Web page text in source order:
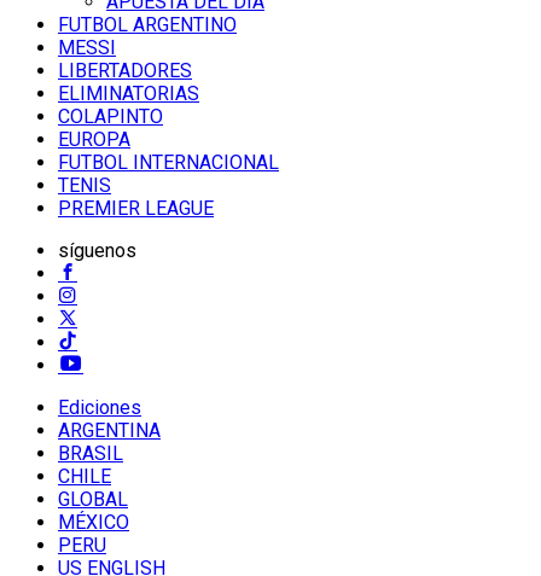
FUTBOL ARGENTINO
MESSI
LIBERTADORES
ELIMINATORIAS
COLAPINTO
EUROPA
FUTBOL INTERNACIONAL
TENIS
PREMIER LEAGUE
síguenos
Ediciones
ARGENTINA
BRASIL
CHILE
GLOBAL
MÉXICO
PERU
US ENGLISH